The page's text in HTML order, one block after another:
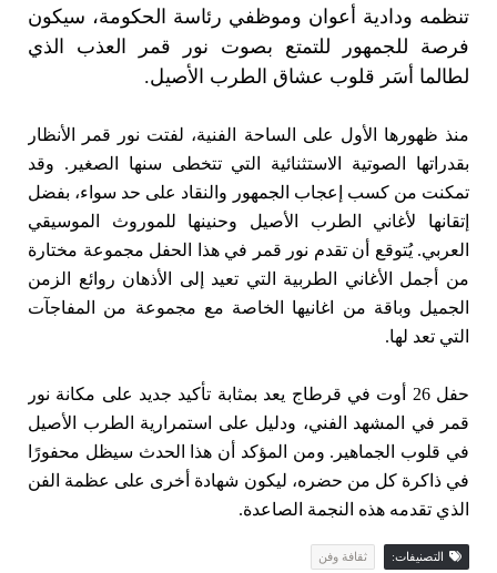
تنظمه ودادية أعوان وموظفي رئاسة الحكومة، سيكون
فرصة للجمهور للتمتع بصوت نور قمر العذب الذي
لطالما أسَر قلوب عشاق الطرب الأصيل.
منذ ظهورها الأول على الساحة الفنية، لفتت نور قمر الأنظار
بقدراتها الصوتية الاستثنائية التي تتخطى سنها الصغير. وقد
تمكنت من كسب إعجاب الجمهور والنقاد على حد سواء، بفضل
إتقانها لأغاني الطرب الأصيل وحنينها للموروث الموسيقي
العربي. يُتوقع أن تقدم نور قمر في هذا الحفل مجموعة مختارة
من أجمل الأغاني الطربية التي تعيد إلى الأذهان روائع الزمن
الجميل وباقة من اغانيها الخاصة مع مجموعة من المفاجآت
التي تعد لها.
حفل 26 أوت في قرطاج يعد بمثابة تأكيد جديد على مكانة نور
قمر في المشهد الفني، ودليل على استمرارية الطرب الأصيل
في قلوب الجماهير. ومن المؤكد أن هذا الحدث سيظل محفورًا
في ذاكرة كل من حضره، ليكون شهادة أخرى على عظمة الفن
الذي تقدمه هذه النجمة الصاعدة.
التصنيفات: ثقافة وفن